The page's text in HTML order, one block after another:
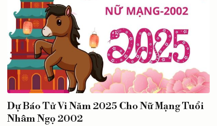
những thành tựu đáng kể. Cùng Astroreka khám phá
chi tiết...
Dự Báo Tử Vi Năm 2025 Cho Nữ Mạng Tuổi
Nhâm Ngọ 2002